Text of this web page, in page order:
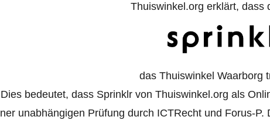
Thuiswinkel.org erklärt, dass
das Thuiswinkel Waarborg
Dies bedeutet, dass Sprinklr von Thuiswinkel.org als
unabhängigen Prüfung durch ICTRecht und Forus-